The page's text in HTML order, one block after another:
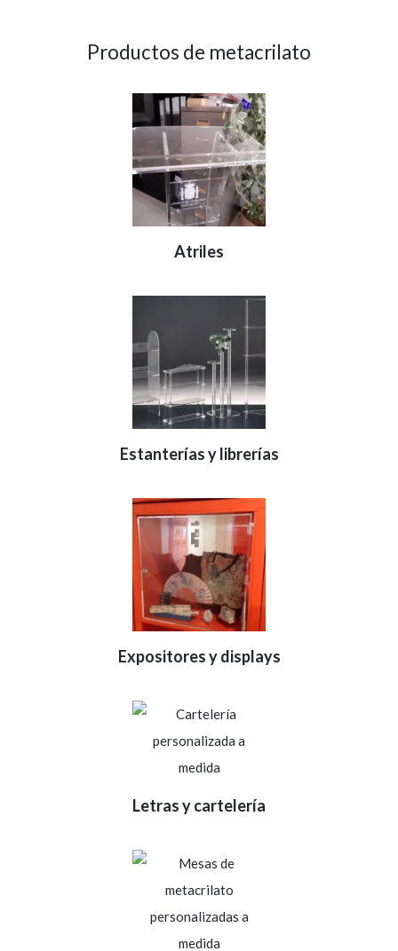
Productos de metacrilato
Atriles
Estanterías y librerías
Expositores y displays
Letras y cartelería